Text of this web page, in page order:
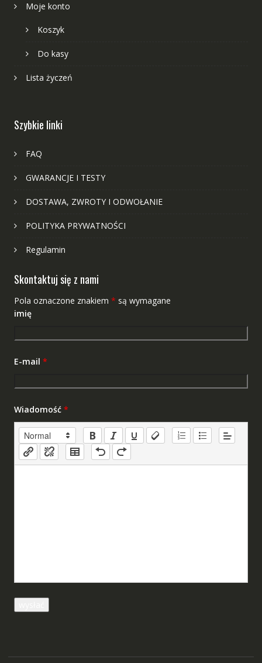
Moje konto
Koszyk
Do kasy
Lista życzeń
Szybkie linki
FAQ
GWARANCJE I TESTY
DOSTAWA, ZWROTY I ODWOŁANIE
POLITYKA PRYWATNOŚCI
Regulamin
Skontaktuj się z nami
Pola oznaczone znakiem * są wymagane
imię
E-mail *
Wiadomość *